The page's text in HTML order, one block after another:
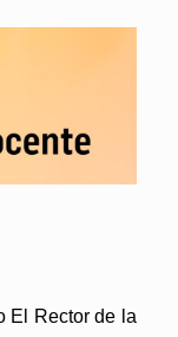
El Rector de la